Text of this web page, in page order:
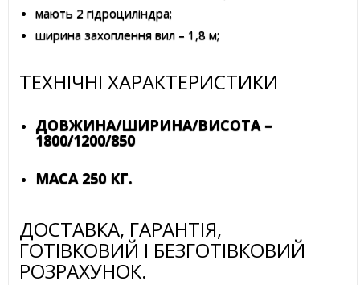
мають 2 гідроциліндра;
ширина захоплення вил – 1,8 м;
ТЕХНІЧНІ ХАРАКТЕРИСТИКИ
ДОВЖИНА/ШИРИНА/ВИСОТА –
1800/1200/850
МАСА 250 КГ.
ДОСТАВКА, ГАРАНТІЯ,
ГОТІВКОВИЙ І БЕЗГОТІВКОВИЙ
РОЗРАХУНОК.